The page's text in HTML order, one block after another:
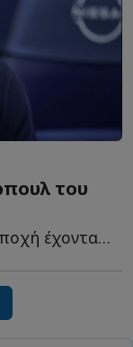
του
Οι "Κόκκινοι" μπαίνουν στη νέα εποχή έχοντας ένα σοβαρό τ...